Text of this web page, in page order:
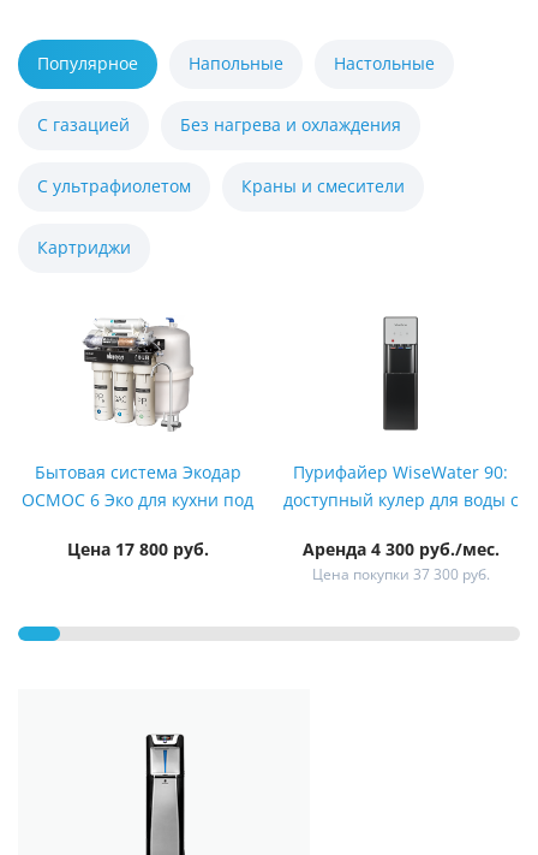
Популярное Напольные Настольные
С газацией Без нагрева и охлаждения
С ультрафиолетом Краны и смесители
Картриджи
Бытовая система Экодар
ОСМОС 6 Эко для кухни под
Цена 17 800 руб.
Пурифайер WiseWater 90:
доступный кулер для воды с
Аренда 4 300 руб./мес.
Цена покупки 37 300 руб.